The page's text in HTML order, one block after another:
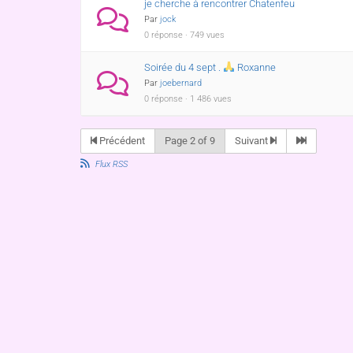
je cherche à rencontrer Chatenfeu
Par jock
0 réponse · 749 vues
Soirée du 4 sept . Roxanne
Par joebernard
0 réponse · 1 486 vues
Précédent Page 2 of 9 Suivant
Flux RSS